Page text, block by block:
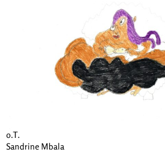
o.T.
Sandrine Mbala